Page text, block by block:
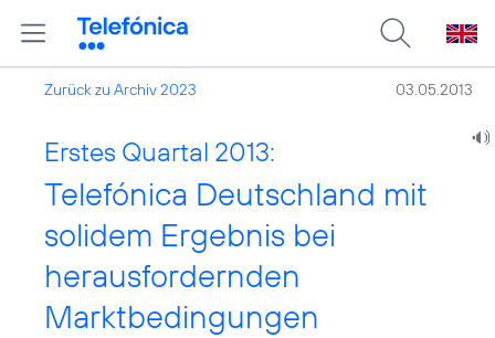
Zurück zu Archiv 2023 03.05.2013
Erstes Quartal 2013:
Telefónica Deutschland mit
solidem Ergebnis bei
herausfordernden
Marktbedingungen